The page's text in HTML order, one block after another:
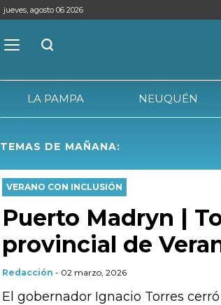
jueves, agosto 06 2026
LA PAMPA NEUQUÉN
TEMAS DE MAÑANA:
VERANO CON INCLUSIÓN
Puerto Madryn |
provincial de
Redacción - 02 marzo, 2026
El gobernador Ignacio Torres